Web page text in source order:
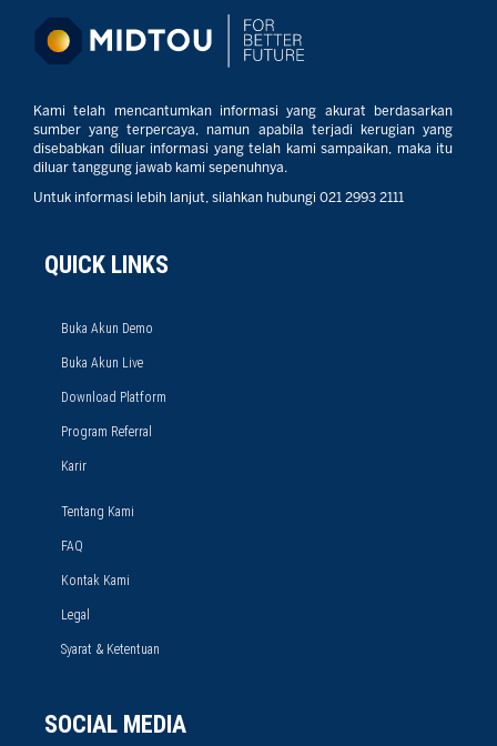
Kami telah mencantumkan informasi yang akurat berdasarkan
sumber yang terpercaya, namun apabila terjadi kerugian yang
disebabkan diluar informasi yang telah kami sampaikan, maka itu
diluar tanggung jawab kami sepenuhnya.
Untuk informasi lebih lanjut, silahkan hubungi 021 2993 2111
QUICK LINKS
Buka Akun Demo
Buka Akun Live
Download Platform
Program Referral
Karir
Tentang Kami
FAQ
Kontak Kami
Legal
Syarat & Ketentuan
SOCIAL MEDIA